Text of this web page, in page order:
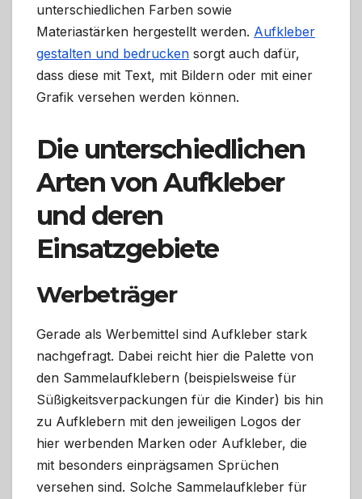
unterschiedlichen Farben sowie
Materiastärken hergestellt werden. Aufkleber
gestalten und bedrucken sorgt auch dafür,
dass diese mit Text, mit Bildern oder mit einer
Grafik versehen werden können.
Die unterschiedlichen
Arten von Aufkleber
und deren
Einsatzgebiete
Werbeträger
Gerade als Werbemittel sind Aufkleber stark
nachgefragt. Dabei reicht hier die Palette von
den Sammelaufklebern (beispielsweise für
Süßigkeitsverpackungen für die Kinder) bis hin
zu Aufklebern mit den jeweiligen Logos der
hier werbenden Marken oder Aufkleber, die
mit besonders einprägsamen Sprüchen
versehen sind. Solche Sammelaufkleber für